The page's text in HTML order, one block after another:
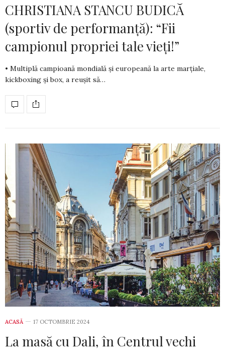
CHRISTIANA STANCU BUDICĂ
(sportiv de performanță): “Fii
campionul propriei tale vieți!”
• Multiplă campioană mondială şi europeană la arte marțiale,
kickboxing şi box, a reușit să…
ACASĂ 17 OCTOMBRIE 2024
La masă cu Dali, în Centrul vechi